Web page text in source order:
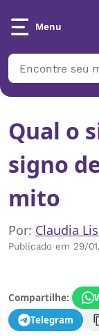
Menu
Qual o
signo
mito
Por: Claudia
Publicado em 29/
Compartilhe:
Telegram